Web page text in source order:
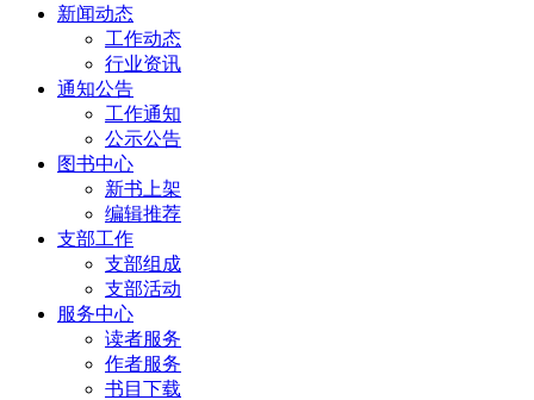
新闻动态
工作动态
行业资讯
通知公告
工作通知
公示公告
图书中心
新书上架
编辑推荐
支部工作
支部组成
支部活动
服务中心
读者服务
作者服务
书目下载